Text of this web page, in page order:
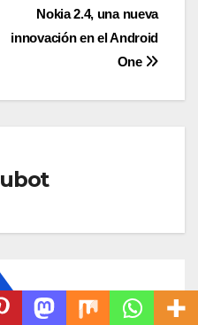
Nokia 2.4, una nueva
innovación en el Android
One